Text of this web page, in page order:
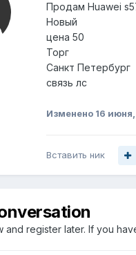
Продам Huawei
Новый
цена 50
Торг
Санкт Петербург
связь лс
Изменено 16
Вставить ник
and register later. If you